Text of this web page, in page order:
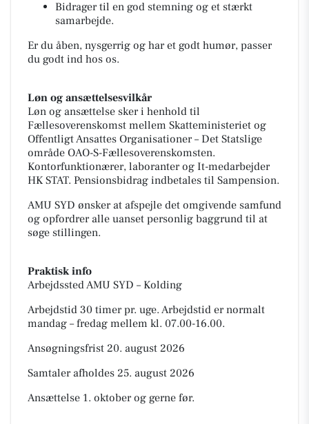
Bidrager til en god stemning og et stærkt
samarbejde.
Er du åben, nysgerrig og har et godt humør, passer
du godt ind hos os.
Løn og ansættelsesvilkår
Løn og ansættelse sker i henhold til
Fællesoverenskomst mellem Skatteministeriet og
Offentligt Ansattes Organisationer – Det Statslige
område OAO-S-Fællesoverenskomsten.
Kontorfunktionærer, laboranter og It-medarbejder
HK STAT. Pensionsbidrag indbetales til Sampension.
AMU SYD ønsker at afspejle det omgivende samfund
og opfordrer alle uanset personlig baggrund til at
søge stillingen.
Praktisk info
Arbejdssted AMU SYD – Kolding
Arbejdstid 30 timer pr. uge. Arbejdstid er normalt
mandag – fredag mellem kl. 07.00-16.00.
Ansøgningsfrist 20. august 2026
Samtaler afholdes 25. august 2026
Ansættelse 1. oktober og gerne før.